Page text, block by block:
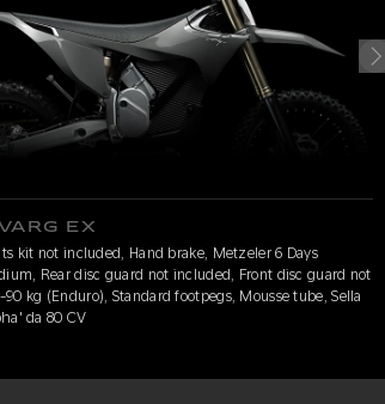
EX
kit not included, Hand brake, Metzeler 6 Days
Rear disc guard not included, Front disc guard not
kg (Enduro), Standard footpegs, Mousse tube, Sella
da 80 CV